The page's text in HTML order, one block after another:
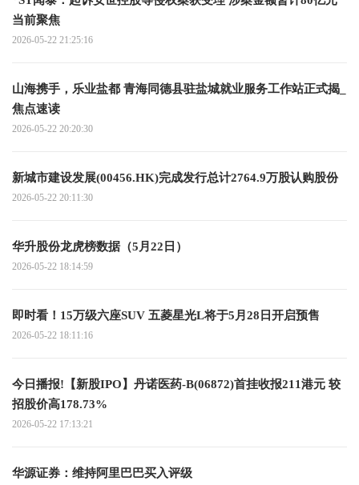
当前聚焦
2026-05-22 21:25:16
山海携手，乐业盐都 青海同德县驻盐城就业服务工作站正式揭_
焦点速读
2026-05-22 20:20:30
新城市建设发展(00456.HK)完成发行总计2764.9万股认购股份
2026-05-22 20:11:30
华升股份龙虎榜数据（5月22日）
2026-05-22 18:14:59
即时看！15万级六座SUV 五菱星光L将于5月28日开启预售
2026-05-22 18:11:16
今日播报!【新股IPO】丹诺医药-B(06872)首挂收报211港元 较
招股价高178.73%
2026-05-22 17:13:21
华源证券：维持阿里巴巴买入评级